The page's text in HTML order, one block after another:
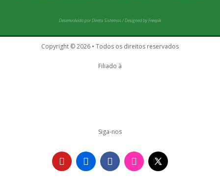
Desenvolvido porDireta Sistemas/Designed by Freepik
Copyright © 2026 • Todos os direitos reservados
Filiado à
Siga-nos